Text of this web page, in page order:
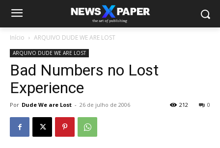
Início ARQUIVO DUDE WE ARE LOST
ARQUIVO DUDE WE ARE LOST
Bad Numbers no Lost
Experience
Por Dude We are Lost - 26 de julho de 2006 0
212